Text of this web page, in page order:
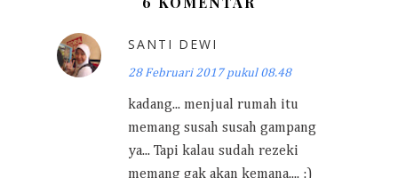
SANTI DEWI
28 Februari 2017 pukul 08.48
kadang... menjual rumah itu
memang susah susah gampang
ya... Tapi kalau sudah rezeki
memang gak akan kemana.... :)